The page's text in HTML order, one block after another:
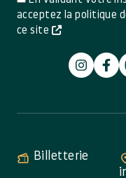
acceptez la politique
ce site
Billetterie